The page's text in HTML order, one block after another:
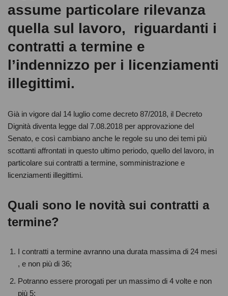
assume particolare rilevanza
quella sul lavoro, riguardanti i
contratti a termine e
l’indennizzo per i licenziamenti
illegittimi.
Già in vigore dal 14 luglio come decreto 87/2018, il Decreto
Dignità diventa legge dal 7.08.2018 per approvazione del
Senato, e così cambiano anche le regole su uno dei temi più
scottanti affrontati in questo ultimo periodo, quello del lavoro, in
particolare sui contratti a termine, somministrazione e
licenziamenti illegittimi.
Quali sono le novità sui contratti a
termine?
I contratti a termine avranno una durata massima di 24 mesi
, e non più di 36;
Potranno essere prorogati per un massimo di 4 volte e non
più 5;